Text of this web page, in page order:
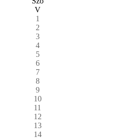
V
1
2
3
4
5
6
7
8
9
10
11
12
13
14